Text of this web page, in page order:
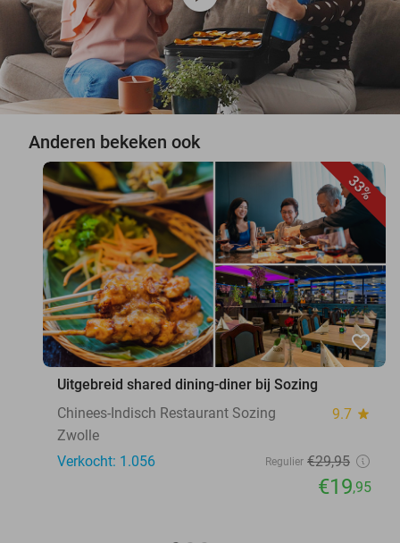
Anderen bekeken ook
33%
favorite_border
Uitgebreid shared dining-diner bij Sozing
Chinees-Indisch Restaurant Sozing
9.7 star
Zwolle
Verkocht: 1.056
Regulier €29,95
€19,95